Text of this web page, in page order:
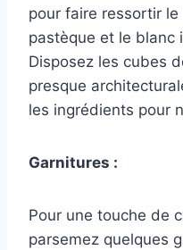
pour faire ressortir
pastèque et le blanc
Disposez les cubes
presque
les ingrédients pour
Garnitures :
Pour une touche de
parsemez quelques